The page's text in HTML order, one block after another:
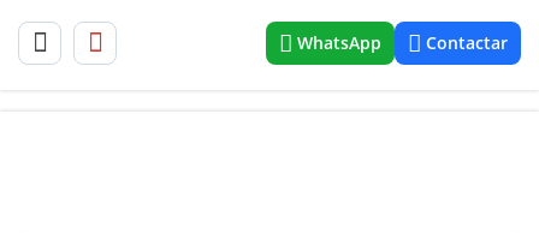
WhatsApp Contactar